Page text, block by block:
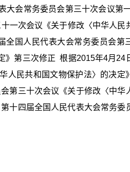
大会常务委员会第三十次会议第
一次会议《关于修改〈中华人民
全国人民代表大会常务委员会第
》第三次修正 根据2015年4月24
人民共和国文物保护法〉的决定
第三十次会议《关于修改〈中华
十四届全国人民代表大会常务委